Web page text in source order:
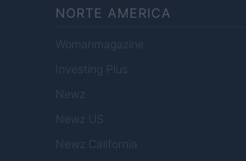
NORTE AMERICA
Womanmagazine
Investing Plus
Newz
Newz US
Newz California